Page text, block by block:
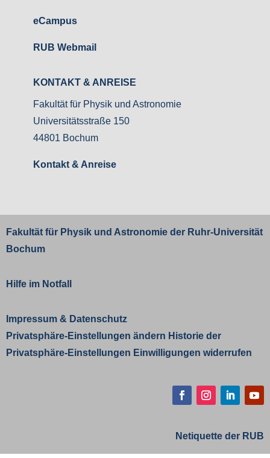
eCampus
RUB Webmail
KONTAKT & ANREISE
Fakultät für Physik und Astronomie
Universitätsstraße 150
44801 Bochum
Kontakt & Anreise
Fakultät für Physik und Astronomie der Ruhr-Universität
Bochum
Hilfe im Notfall
Impressum & Datenschutz
Privatsphäre-Einstellungen ändern Historie der
Privatsphäre-Einstellungen Einwilligungen widerrufen
Netiquette der RUB